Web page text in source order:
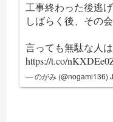
工事終わった後逃
しばらく後、その
言っても無駄な人
https://t.co/
— のがみ (@nogami136)